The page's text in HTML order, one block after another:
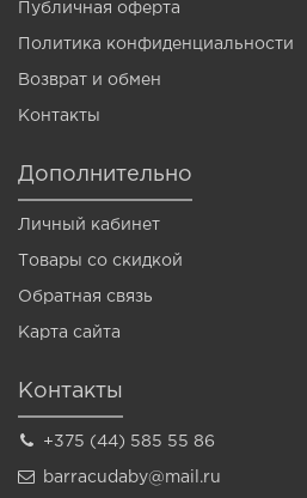
Публичная оферта
Политика конфиденциальности
Возврат и обмен
Контакты
Дополнительно
Личный кабинет
Товары со скидкой
Обратная связь
Карта сайта
Контакты
+375 (44) 585 55 86
barracudaby@mail.ru